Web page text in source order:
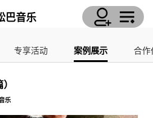
巴音乐
专享活动 案例展示 合作
乐